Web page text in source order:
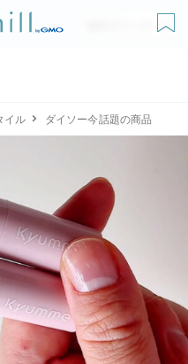
無料ダウンロード
イル ダイソー今話題の商品